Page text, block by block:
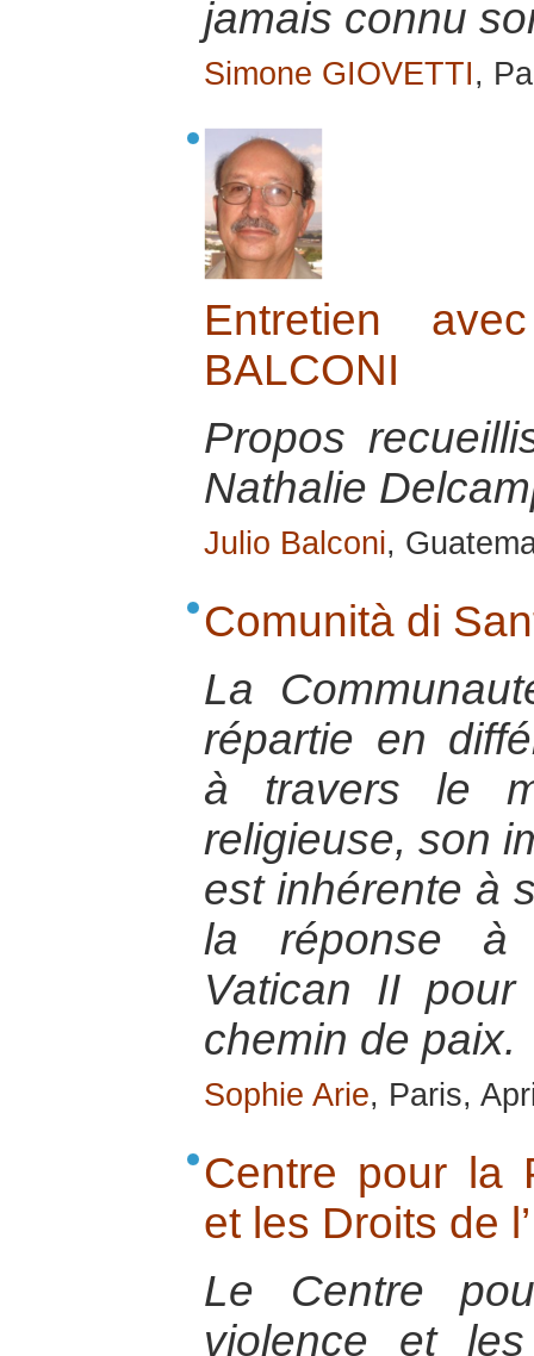
jamais connu
Simone GIOVETTI,
Entretien
BALCONI
Propos
Nathalie
Julio Balconi,
Comunità di
La
répartie en
à travers le
religieuse, son
est inhérente à
la réponse à
Vatican II
chemin de paix.
Sophie Arie, Paris,
Centre pour la
et les Droits de
Le Centre
violence et